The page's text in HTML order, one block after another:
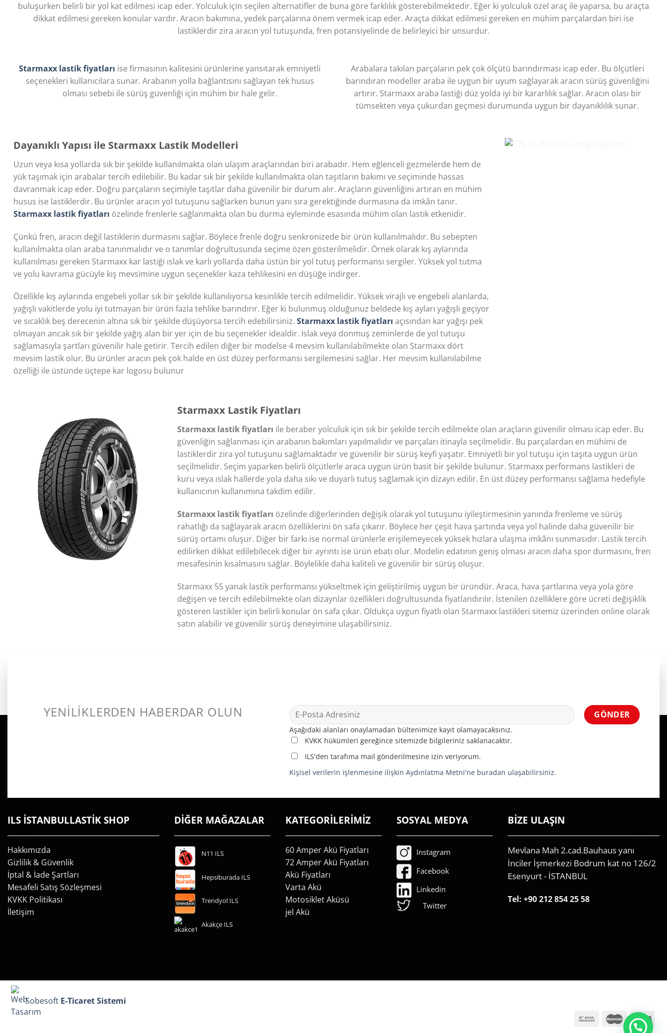
buluşurken belirli bir yol kat edilmesi icap eder. Yolculuk için seçilen alternatifler de buna göre farklılık gösterebilmektedir. Eğer ki yolculuk özel araç ile yaparsa, bu araçta
dikkat edilmesi gereken konular vardır. Aracın bakımına, yedek parçalarına önem vermek icap eder. Araçta dikkat edilmesi gereken en mühim parçalardan biri ise
lastiklerdir zira aracın yol tutuşunda, fren potansiyelinde de belirleyici bir unsurdur.
Starmaxx lastik fiyatları ise firmasının kalitesini ürünlerine yansıtarak emniyetli
seçenekleri kullanıcılara sunar. Arabanın yolla bağlantısını sağlayan tek husus
olması sebebi ile sürüş güvenliği için mühim bir hale gelir.
Arabalara takılan parçaların pek çok ölçütü barındırması icap eder. Bu ölçütleri
barındıran modeller araba ile uygun bir uyum sağlayarak aracın sürüş güvenliğini
artırır. Starmaxx araba lastiği düz yolda iyi bir kararlılık sağlar. Aracın olası bir
tümsekten veya çukurdan geçmesi durumunda uygun bir dayanıklılık sunar.
Dayanıklı Yapısı ile Starmaxx Lastik Modelleri
Uzun veya kısa yollarda sık bir şekilde kullanılmakta olan ulaşım araçlarından biri arabadır. Hem eğlenceli gezmelerde hem de
yük taşımak için arabalar tercih edilebilir. Bu kadar sık bir şekilde kullanılmakta olan taşıtların bakımı ve seçiminde hassas
davranmak icap eder. Doğru parçaların seçimiyle taşıtlar daha güvenilir bir durum alır. Araçların güvenliğini artıran en mühim
husus ise lastiklerdir. Bu ürünler aracın yol tutuşunu sağlarken bunun yanı sıra gerektiğinde durmasına da imkân tanır.
Starmaxx lastik fiyatları özelinde frenlerle sağlanmakta olan bu durma eyleminde esasında mühim olan lastik etkenidir.
Çünkü fren, aracın değil lastiklerin durmasını sağlar. Böylece frenle doğru senkronizede bir ürün kullanılmalıdır. Bu sebepten
kullanılmakta olan araba tanınmalıdır ve o tanımlar doğrultusunda seçime özen gösterilmelidir. Örnek olarak kış aylarında
kullanılması gereken Starmaxx kar lastiği ıslak ve karlı yollarda daha üstün bir yol tutuş performansı sergiler. Yüksek yol tutma
ve yolu kavrama gücüyle kış mevsimine uygun seçenekler kaza tehlikesini en düşüğe indirger.
Özellikle kış aylarında engebeli yollar sık bir şekilde kullanılıyorsa kesinlikle tercih edilmelidir. Yüksek virajlı ve engebeli alanlarda,
yağışlı vakitlerde yolu iyi tutmayan bir ürün fazla tehlike barındırır. Eğer ki bulunmuş olduğunuz beldede kış ayları yağışlı geçiyor
ve sıcaklık beş derecenin altına sık bir şekilde düşüyorsa tercih edebilirsiniz. Starmaxx lastik fiyatları açısından kar yağışı pek
olmayan ancak sık bir şekilde yağış alan bir yer için de bu seçenekler idealdir. Islak veya donmuş zeminlerde de yol tutuşu
sağlamasıyla şartları güvenilir hale getirir. Tercih edilen diğer bir modelse 4 mevsim kullanılabilmekte olan Starmaxx dört
mevsim lastik olur. Bu ürünler aracın pek çok halde en üst düzey performansı sergilemesini sağlar. Her mevsim kullanılabilme
özelliği ile üstünde üçtepe kar logosu bulunur
Starmaxx Lastik Fiyatları
Starmaxx lastik fiyatları ile beraber yolculuk için sık bir şekilde tercih edilmekte olan araçların güvenilir olması icap eder. Bu
güvenliğin sağlanması için arabanın bakımları yapılmalıdır ve parçaları itinayla seçilmelidir. Bu parçalardan en mühimi de
lastiklerdir zira yol tutuşunu sağlamaktadır ve güvenilir bir sürüş keyfi yaşatır. Emniyetli bir yol tutuşu için taşıta uygun ürün
seçilmelidir. Seçim yaparken belirli ölçütlerle araca uygun ürün basit bir şekilde bulunur. Starmaxx performans lastikleri de
kuru veya ıslak hallerde yola daha sıkı ve duyarlı tutuş sağlamak için dizayn edilir. En üst düzey performansı sağlama hedefiyle
kullanıcının kullanımına takdim edilir.
Starmaxx lastik fiyatları özelinde diğerlerinden değişik olarak yol tutuşunu iyileştirmesinin yanında frenleme ve sürüş
rahatlığı da sağlayarak aracın özelliklerini ön safa çıkarır. Böylece her çeşit hava şartında veya yol halinde daha güvenilir bir
sürüş ortamı oluşur. Diğer bir farkı ise normal ürünlerle erişilemeyecek yüksek hızlara ulaşma imkânı sunmasıdır. Lastik tercih
edilirken dikkat edilebilecek diğer bir ayrıntı ise ürün ebatı olur. Modelin edatının geniş olması aracın daha spor durmasını, fren
mesafesinin kısalmasını sağlar. Böylelikle daha kaliteli ve güvenilir bir sürüş oluşur.
Starmaxx 55 yanak lastik performansı yükseltmek için geliştirilmiş uygun bir üründür. Araca, hava şartlarına veya yola göre
değişen ve tercih edilebilmekte olan dizaynlar özellikleri doğrultusunda fiyatlandırılır. İstenilen özelliklere göre ücreti değişiklik
gösteren lastikler için belirli konular ön safa çıkar. Oldukça uygun fiyatlı olan Starmaxx lastikleri sitemiz üzerinden online olarak
satın alabilir ve güvenilir sürüş deneyimine ulaşabilirsiniz.
YENİLİKLERDEN HABERDAR OLUN
Aşağıdaki alanları onaylamadan bültenimize kayıt olamayacaksınız.
KVKK hükümleri gereğince sitemizde bilgileriniz saklanacaktır.
ILS'den tarafıma mail gönderilmesine izin veriyorum.
Kişisel verilerin işlenmesine ilişkin Aydınlatma Metni'ne buradan ulaşabilirsiniz.
ILS İSTANBULLASTİK SHOP
Hakkımızda
Gizlilik & Güvenlik
İptal & İade Şartları
Mesafeli Satış Sözleşmesi
KVKK Politikası
İletişim
DİĞER MAĞAZALAR
N11 ILS
Hepsiburada ILS
Trendyol ILS
Akakçe ILS
KATEGORİLERİMİZ
60 Amper Akü Fiyatları
72 Amper Akü Fiyatları
Akü Fiyatları
Varta Akü
Motosiklet Aküsü
jel Akü
SOSYAL MEDYA
Instagram
Facebook
Linkedin
Twitter
BİZE ULAŞIN
Mevlana Mah 2.cad.Bauhaus yanı
İnciler İşmerkezi Bodrum kat no 126/2
Esenyurt - İSTANBUL
Tel: +90 212 854 25 58
Sobesoft E-Ticaret Sistemi